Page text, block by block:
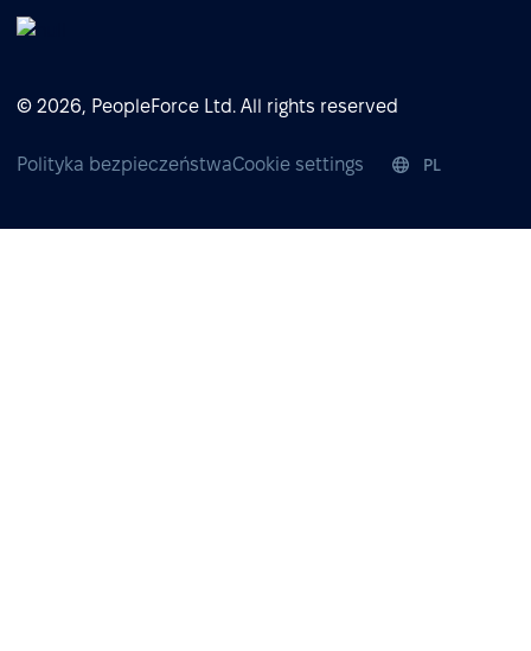
© 2026, PeopleForce Ltd. All rights reserved
Polityka bezpieczeństwaCookie settings PL